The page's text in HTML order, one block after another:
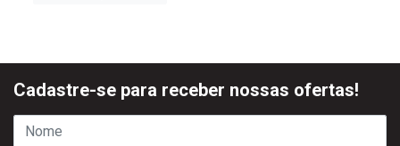
Cadastre-se para receber nossas ofertas!